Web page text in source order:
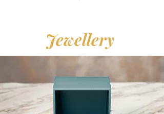
Jewellery